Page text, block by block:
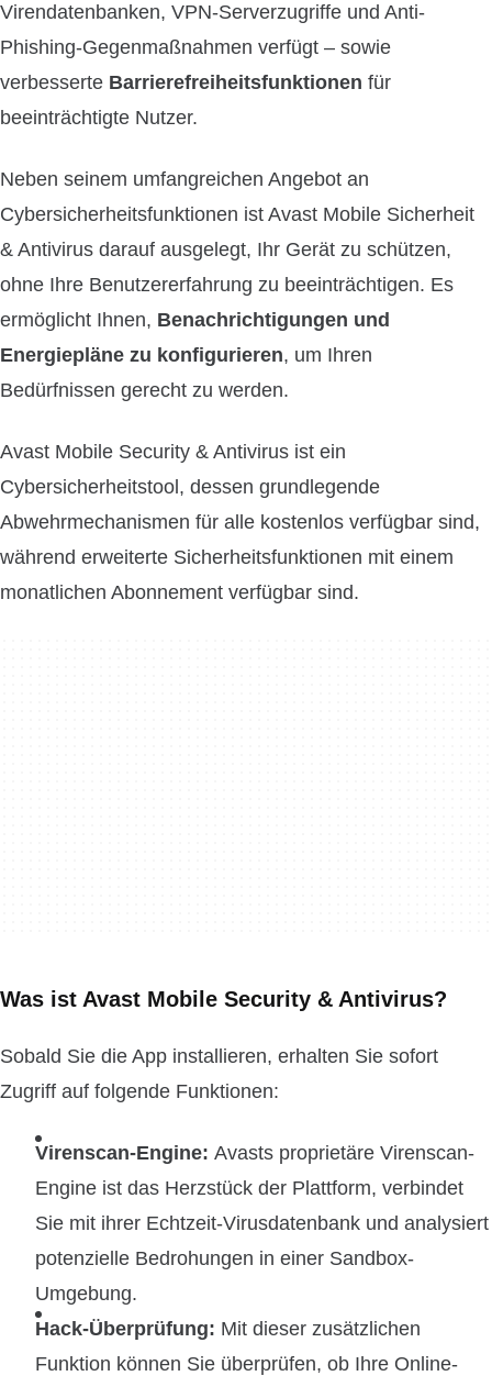
Virendatenbanken, VPN-Serverzugriffe und Anti-
Phishing-Gegenmaßnahmen verfügt – sowie
verbesserte Barrierefreiheitsfunktionen für
beeinträchtigte Nutzer.
Neben seinem umfangreichen Angebot an
Cybersicherheitsfunktionen ist Avast Mobile Sicherheit
& Antivirus darauf ausgelegt, Ihr Gerät zu schützen,
ohne Ihre Benutzererfahrung zu beeinträchtigen. Es
ermöglicht Ihnen, Benachrichtigungen und
Energiepläne zu konfigurieren, um Ihren
Bedürfnissen gerecht zu werden.
Avast Mobile Security & Antivirus ist ein
Cybersicherheitstool, dessen grundlegende
Abwehrmechanismen für alle kostenlos verfügbar sind,
während erweiterte Sicherheitsfunktionen mit einem
monatlichen Abonnement verfügbar sind.
Was ist Avast Mobile Security & Antivirus?
Sobald Sie die App installieren, erhalten Sie sofort
Zugriff auf folgende Funktionen:
Virenscan-Engine: Avasts proprietäre Virenscan-
Engine ist das Herzstück der Plattform, verbindet
Sie mit ihrer Echtzeit-Virusdatenbank und analysiert
potenzielle Bedrohungen in einer Sandbox-
Umgebung.
Hack-Überprüfung: Mit dieser zusätzlichen
Funktion können Sie überprüfen, ob Ihre Online-